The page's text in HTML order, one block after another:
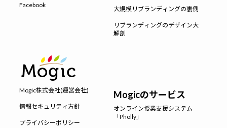
Facebook
大規模リブランディングの裏側
リブランディングのデザイン大
解剖
Mogic株式会社(運営会社)
情報セキュリティ方針
プライバシーポリシー
Mogicのサービス
オンライン授業支援システム
「Pholly」